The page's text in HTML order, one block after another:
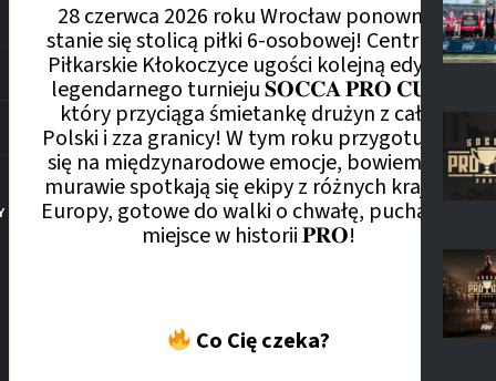
28 czerwca 2026 roku Wrocław ponownie
stanie się stolicą piłki 6-osobowej! Centrum
Piłkarskie Kłokoczyce ugości kolejną edycję
legendarnego turnieju 𝐒𝐎𝐂𝐂𝐀 𝐏𝐑𝐎 𝐂𝐔𝐏,
który przyciąga śmietankę drużyn z całej
Polski i zza granicy! W tym roku przygotujcie
się na międzynarodowe emocje, bowiem na
murawie spotkają się ekipy z różnych krajów
Europy, gotowe do walki o chwałę, puchary i
miejsce w historii 𝐏𝐑𝐎!
Co Cię czeka?